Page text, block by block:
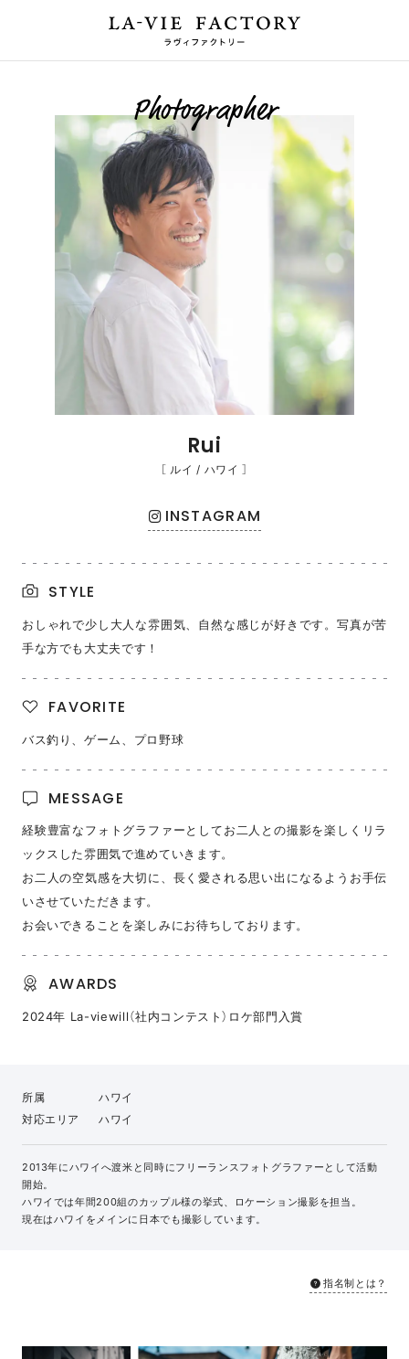
Photographer
Rui
［ ルイ / ハワイ ］
INSTAGRAM
STYLE
おしゃれで少し大人な雰囲気、自然な感じが好きです。写真が苦
手な方でも大丈夫です！
FAVORITE
バス釣り、ゲーム、プロ野球
MESSAGE
経験豊富なフォトグラファーとしてお二人との撮影を楽しくリラ
ックスした雰囲気で進めていきます。
お二人の空気感を大切に、長く愛される思い出になるようお手伝
いさせていただきます。
お会いできることを楽しみにお待ちしております。
AWARDS
2024年 La-viewill（社内コンテスト）ロケ部門入賞
所属
ハワイ
対応エリア
ハワイ
2013年にハワイへ渡米と同時にフリーランスフォトグラファーとして活動
開始。
ハワイでは年間200組のカップル様の挙式、ロケーション撮影を担当。
現在はハワイをメインに日本でも撮影しています。
指名制とは？